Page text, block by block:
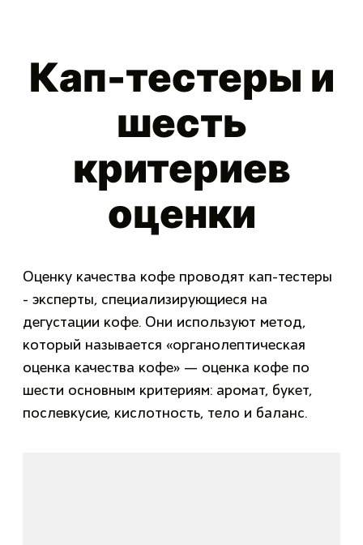
Кап-тестеры и
шесть
критериев
оценки
Оценку качества кофе проводят кап-тестеры
- эксперты, специализирующиеся на
дегустации кофе. Они используют метод,
который называется «органолептическая
оценка качества кофе» — оценка кофе по
шести основным критериям: аромат, букет,
послевкусие, кислотность, тело и баланс.